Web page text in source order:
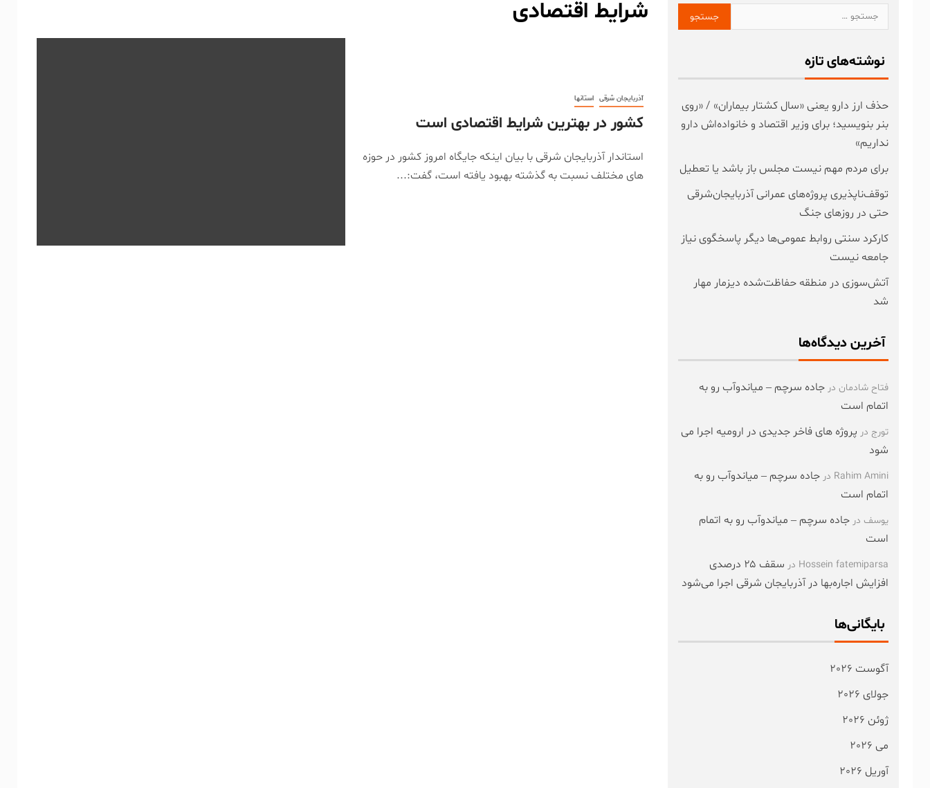
شرایط اقتصادی
آذربایجان شرقی استانها
کشور در بهترین شرایط اقتصادی است
استاندار آذربایجان شرقی با بیان اینکه جایگاه امروز کشور در حوزه
های مختلف نسبت به گذشته بهبود یافته است، گفت:...
نوشته‌های تازه
حذف ارز دارو یعنی «سال کشتار بیماران» / «روی
بنر بنویسید؛ برای وزیر اقتصاد و خانواده‌اش دارو
نداریم»
برای مردم مهم نیست مجلس باز باشد یا تعطیل
توقف‌ناپذیری پروژه‌های عمرانی آذربایجان‌شرقی
حتی در روزهای جنگ
کارکرد سنتی روابط عمومی‌ها دیگر پاسخگوی نیاز
جامعه نیست
آتش‌سوزی در منطقه حفاظت‌شده دیزمار مهار
شد
آخرین دیدگاه‌ها
فتاح شادمان درجاده سرچم – میاندوآب رو به
اتمام است
تورج در پروژه های فاخر جدیدی در ارومیه اجرا می
شود
Rahim Amini درجاده سرچم – میاندوآب رو به
اتمام است
یوسف درجاده سرچم – میاندوآب رو به اتمام
است
Hossein fatemiparsa در
سقف ۲۵ درصدی
افزایش اجاره‌بها در آذربایجان شرقی اجرا می‌شود
بایگانی‌ها
آگوست 2026
جولای 2026
ژوئن 2026
می 2026
آوریل 2026